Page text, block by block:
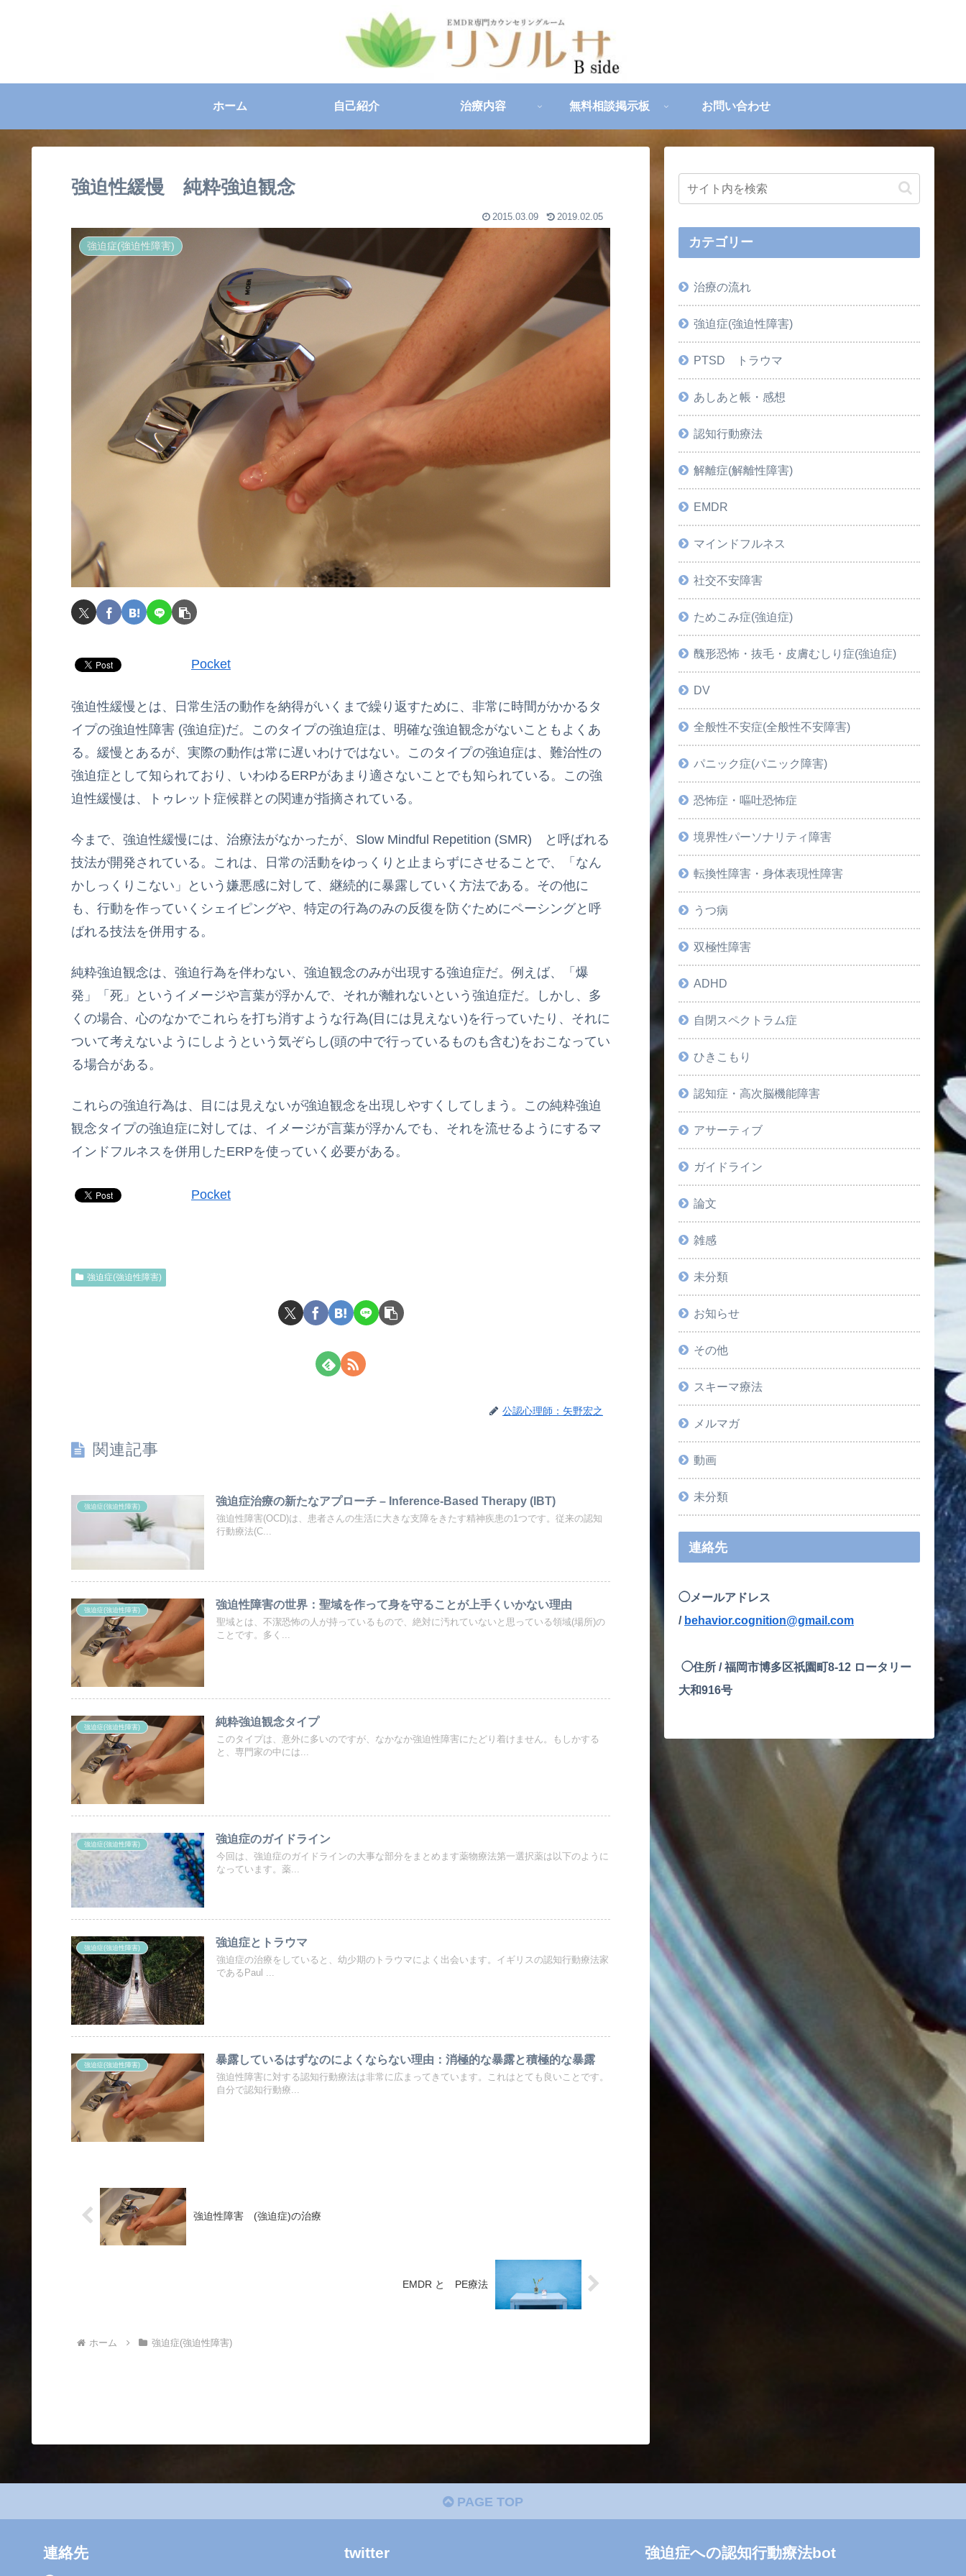
ホーム 自己紹介 治療内容 無料相談掲示板 お問い合わせ
強迫性緩慢 純粋強迫観念
2015.03.09 2019.02.05
強迫症(強迫性障害)
Pocket
強迫性緩慢とは、日常生活の動作を納得がいくまで繰り返すために、非常に時間がかかるタ
イプの強迫性障害 (強迫症)だ。このタイプの強迫症は、明確な強迫観念がないこともよくあ
る。緩慢とあるが、実際の動作は常に遅いわけではない。このタイプの強迫症は、難治性の
強迫症として知られており、いわゆるERPがあまり適さないことでも知られている。この強
迫性緩慢は、トゥレット症候群との関連が指摘されている。
今まで、強迫性緩慢には、治療法がなかったが、Slow Mindful Repetition (SMR) と呼ばれる
技法が開発されている。これは、日常の活動をゆっくりと止まらずにさせることで、「なん
かしっくりこない」という嫌悪感に対して、継続的に暴露していく方法である。その他に
も、行動を作っていくシェイピングや、特定の行為のみの反復を防ぐためにペーシングと呼
ばれる技法を併用する。
純粋強迫観念は、強迫行為を伴わない、強迫観念のみが出現する強迫症だ。例えば、「爆
発」「死」というイメージや言葉が浮かんで、それが離れないという強迫症だ。しかし、多
くの場合、心のなかでこれらを打ち消すような行為(目には見えない)を行っていたり、それに
ついて考えないようにしようという気ぞらし(頭の中で行っているものも含む)をおこなってい
る場合がある。
これらの強迫行為は、目には見えないが強迫観念を出現しやすくしてしまう。この純粋強迫
観念タイプの強迫症に対しては、イメージが言葉が浮かんでも、それを流せるようにするマ
インドフルネスを併用したERPを使っていく必要がある。
Pocket
強迫症(強迫性障害)
公認心理師：矢野宏之
関連記事
強迫症(強迫性障害) 強迫症治療の新たなアプローチ – Inference-Based Therapy (IBT)
強迫性障害(OCD)は、患者さんの生活に大きな支障をきたす精神疾患の1つです。従来の認知
行動療法(C...
強迫症(強迫性障害) 強迫性障害の世界：聖域を作って身を守ることが上手くいかない理由
聖域とは、不潔恐怖の人が持っているもので、絶対に汚れていないと思っている領域(場所)の
ことです。多く...
強迫症(強迫性障害) 純粋強迫観念タイプ
このタイプは、意外に多いのですが、なかなか強迫性障害にたどり着けません。もしかする
と、専門家の中には...
強迫症(強迫性障害) 強迫症のガイドライン
今回は、強迫症のガイドラインの大事な部分をまとめます薬物療法第一選択薬は以下のように
なっています。薬...
強迫症(強迫性障害) 強迫症とトラウマ
強迫症の治療をしていると、幼少期のトラウマによく出会います。イギリスの認知行動療法家
であるPaul ...
強迫症(強迫性障害) 暴露しているはずなのによくならない理由：消極的な暴露と積極的な暴露
強迫性障害に対する認知行動療法は非常に広まってきています。これはとても良いことです。
自分で認知行動療...
強迫性障害 (強迫症)の治療
EMDR と PE療法
ホーム 強迫症(強迫性障害)
カテゴリー
治療の流れ
強迫症(強迫性障害)
PTSD トラウマ
あしあと帳・感想
認知行動療法
解離症(解離性障害)
EMDR
マインドフルネス
社交不安障害
ためこみ症(強迫症)
醜形恐怖・抜毛・皮膚むしり症(強迫症)
DV
全般性不安症(全般性不安障害)
パニック症(パニック障害)
恐怖症・嘔吐恐怖症
境界性パーソナリティ障害
転換性障害・身体表現性障害
うつ病
双極性障害
ADHD
自閉スペクトラム症
ひきこもり
認知症・高次脳機能障害
アサーティブ
ガイドライン
論文
雑感
未分類
お知らせ
その他
スキーマ療法
メルマガ
動画
未分類
連絡先
◯メールアドレス
/ behavior.cognition@gmail.com
◯住所 /福岡市博多区祇園町8-12 ロータリー
大和916号
PAGE TOP
連絡先 twitter 強迫症への認知行動療法bot